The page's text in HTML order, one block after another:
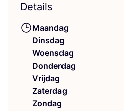
Details
Maandag
Dinsdag
Woensdag
Donderdag
Vrijdag
Zaterdag
Zondag